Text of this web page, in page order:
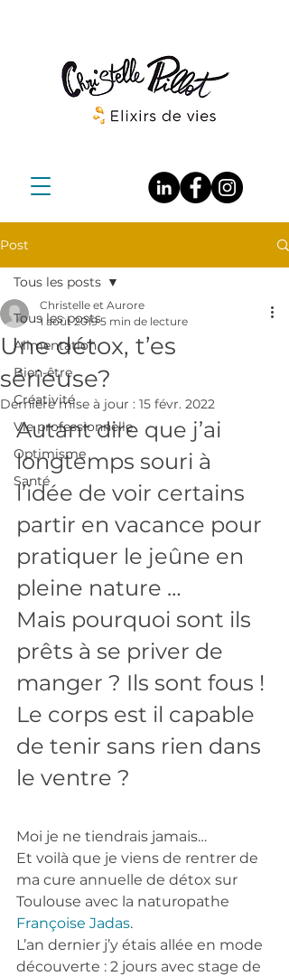
Post
Tous les posts
Alimentation
Bien-être
Créativité
Vie professionnelle
Optimisme
Santé
Tous les posts
Une détox, t’es
sérieuse?
Christelle et Aurore
1 août 2019 5 min de lecture
Dernière mise à jour : 15 févr. 2022
Autant dire que j’ai
longtemps souri à
l’idée de voir certains
partir en vacance pour
pratiquer le jeûne en
pleine nature …
Mais pourquoi sont ils
prêts à se priver de
manger ? Ils sont fous !
Le corps est il capable
de tenir sans rien dans
le ventre ?
Moi je ne tiendrais jamais…
Et voilà que je viens de rentrer de
ma cure annuelle de détox sur
Toulouse avec la naturopathe
Françoise Jadas.
L’an dernier j’y étais allée en mode
découverte : 2 jours avec stage de